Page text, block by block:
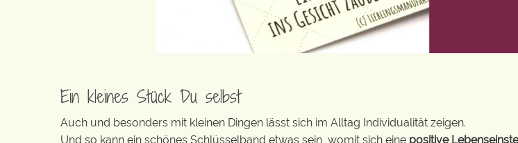
Ein kleines Stück Du selbst
Auch und besonders mit kleinen Dingen lässt sich im Alltag Individualität zeigen.
Und so kann ein schönes Schlüsselband etwas sein, womit sich eine positive